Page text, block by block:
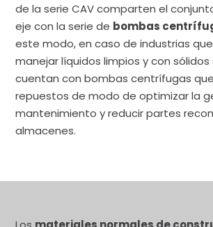
de la serie CAV comparten el
eje con la serie de bombas
este modo, en caso de industrias
manejar líquidos limpios y con sólidos
cuentan con bombas centrífugas
repuestos de modo de optimizar la
mantenimiento y reducir partes
almacenes.